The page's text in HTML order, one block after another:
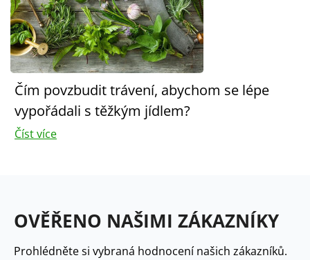
Čím povzbudit trávení, abychom se lépe
vypořádali s těžkým jídlem?
Číst více
OVĚŘENO NAŠIMI ZÁKAZNÍKY
Prohlédněte si vybraná hodnocení našich zákazníků.